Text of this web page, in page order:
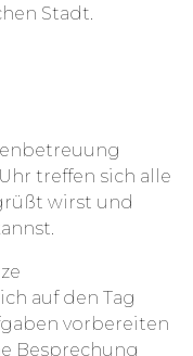
Stadt.
treffen sich alle
wirst und
auf den Tag
vorbereiten
Besprechung